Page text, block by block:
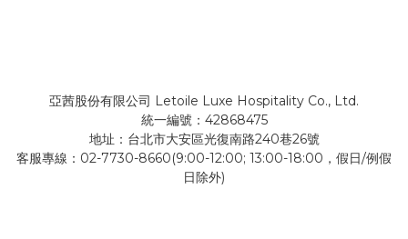
亞茜股份有限公司 Letoile Luxe Hospitality Co., Ltd.
統一編號：42868475
地址：台北市大安區光復南路240巷26號
客服專線：02-7730-8660(9:00-12:00; 13:00-18:00，假日/例假
日除外)